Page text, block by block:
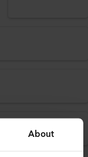
About